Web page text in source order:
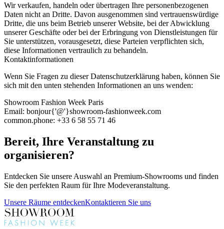
Wir verkaufen, handeln oder übertragen Ihre personenbezogenen
Daten nicht an Dritte. Davon ausgenommen sind vertrauenswürdige
Dritte, die uns beim Betrieb unserer Website, bei der Abwicklung
unserer Geschäfte oder bei der Erbringung von Dienstleistungen für
Sie unterstützen, vorausgesetzt, diese Parteien verpflichten sich,
diese Informationen vertraulich zu behandeln.
Kontaktinformationen
Wenn Sie Fragen zu dieser Datenschutzerklärung haben, können Sie
sich mit den unten stehenden Informationen an uns wenden:
Showroom Fashion Week Paris
Email: bonjour{'@'}showroom-fashionweek.com
common.phone: +33 6 58 55 71 46
Bereit, Ihre Veranstaltung zu
organisieren?
Entdecken Sie unsere Auswahl an Premium-Showrooms und finden
Sie den perfekten Raum für Ihre Modeveranstaltung.
Unsere Räume entdeckenKontaktieren Sie uns